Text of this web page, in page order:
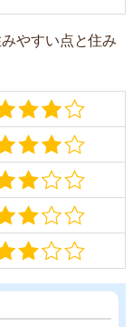
やすい点と住み